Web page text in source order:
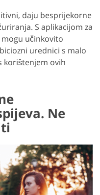
daju besprijekorne
S aplikacijom za
učinkovito
urednici s malo
korištenjem ovih
Ne